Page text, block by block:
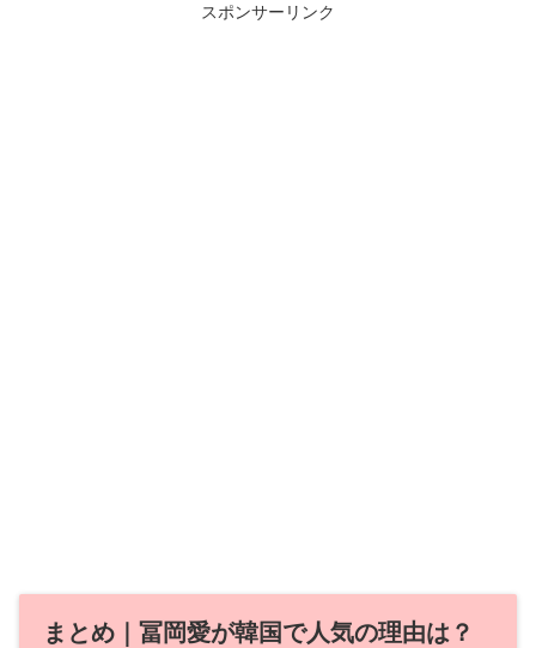
スポンサーリンク
まとめ｜冨岡愛が韓国で人気の理由は？